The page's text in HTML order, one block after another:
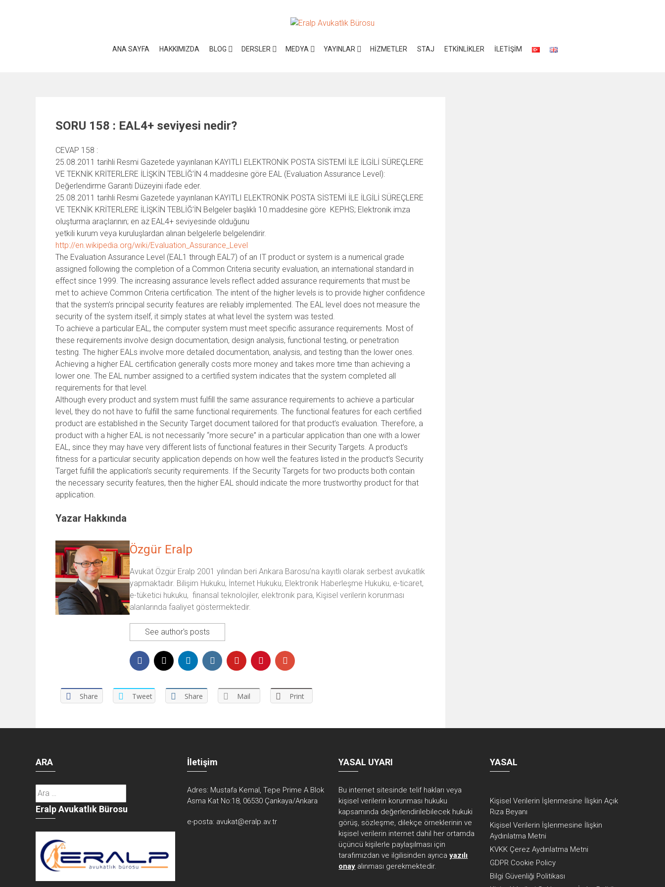
ANA SAYFA HAKKIMIZDA BLOG DERSLER MEDYA YAYINLAR HIZMETLER STAJ ETKİNLİKLER İLETİŞİM
SORU 158 : EAL4+ seviyesi nedir?
CEVAP 158 :
25.08.2011 tarihli Resmi Gazetede yayınlanan KAYITLI ELEKTRONİK POSTA SİSTEMİ İLE İLGİLİ SÜREÇLERE
VE TEKNİK KRİTERLERE İLİŞKİN TEBLİĞ’İN 4.maddesine göre EAL (Evaluation Assurance Level):
Değerlendirme Garanti Düzeyini ifade eder.
25.08.2011 tarihli Resmi Gazetede yayınlanan KAYITLI ELEKTRONİK POSTA SİSTEMİ İLE İLGİLİ SÜREÇLERE
VE TEKNİK KRİTERLERE İLİŞKİN TEBLİĞ’İN Belgeler başlıklı 10.maddesine göre KEPHS; Elektronik imza
oluşturma araçlarının; en az EAL4+ seviyesinde olduğunu
yetkili kurum veya kuruluşlardan alınan belgelerle belgelendirir.
http://en.wikipedia.org/wiki/Evaluation_Assurance_Level
The Evaluation Assurance Level (EAL1 through EAL7) of an IT product or system is a numerical grade
assigned following the completion of a Common Criteria security evaluation, an international standard in
effect since 1999. The increasing assurance levels reflect added assurance requirements that must be
met to achieve Common Criteria certification. The intent of the higher levels is to provide higher confidence
that the system’s principal security features are reliably implemented. The EAL level does not measure the
security of the system itself, it simply states at what level the system was tested.
To achieve a particular EAL, the computer system must meet specific assurance requirements. Most of
these requirements involve design documentation, design analysis, functional testing, or penetration
testing. The higher EALs involve more detailed documentation, analysis, and testing than the lower ones.
Achieving a higher EAL certification generally costs more money and takes more time than achieving a
lower one. The EAL number assigned to a certified system indicates that the system completed all
requirements for that level.
Although every product and system must fulfill the same assurance requirements to achieve a particular
level, they do not have to fulfill the same functional requirements. The functional features for each certified
product are established in the Security Target document tailored for that product’s evaluation. Therefore, a
product with a higher EAL is not necessarily “more secure” in a particular application than one with a lower
EAL, since they may have very different lists of functional features in their Security Targets. A product’s
fitness for a particular security application depends on how well the features listed in the product’s Security
Target fulfill the application’s security requirements. If the Security Targets for two products both contain
the necessary security features, then the higher EAL should indicate the more trustworthy product for that
application.
Yazar Hakkında
Özgür Eralp
Avukat Özgür Eralp 2001 yılından beri Ankara Barosu’na kayıtlı olarak serbest avukatlık
yapmaktadır. Bilişim Hukuku, İnternet Hukuku, Elektronik Haberleşme Hukuku, e-ticaret,
e-tüketici hukuku, finansal teknolojiler, elektronik para, Kişisel verilerin korunması
alanlarında faaliyet göstermektedir.
See author's posts
Share Tweet Share Mail Print
ARA
Arama:
Eralp Avukatlık Bürosu
İletişim
Adres: Mustafa Kemal, Tepe Prime A Blok
Asma Kat No:18, 06530 Çankaya/Ankara
e-posta: avukat@eralp.av.tr
YASAL UYARI
Bu internet sitesinde telif hakları veya
kişisel verilerin korunması hukuku
kapsamında değerlendirilebilecek hukuki
görüş, sözleşme, dilekçe örneklerinin ve
kişisel verilerin internet dahil her ortamda
üçüncü kişilerle paylaşılması için
tarafımızdan ve ilgilisinden ayrıcayazılı
onay alınması gerekmektedir.
YASAL
Kişisel Verilerin İşlenmesine İlişkin Açık
Rıza Beyanı
Kişisel Verilerin İşlenmesine İlişkin
Aydınlatma Metni
KVKK Çerez Aydınlatma Metni
GDPR Cookie Policy
Bilgi Güvenliği Politikası